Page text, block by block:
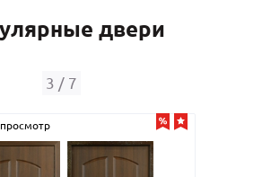
двери
4 / 7
Быстрый просмотр